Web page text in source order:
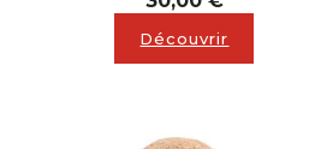
Découvrir